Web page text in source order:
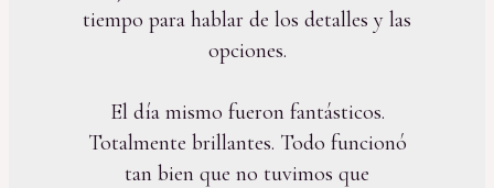
tiempo para hablar de los detalles y las
opciones.
El día mismo fueron fantásticos.
Totalmente brillantes. Todo funcionó
tan bien que no tuvimos que